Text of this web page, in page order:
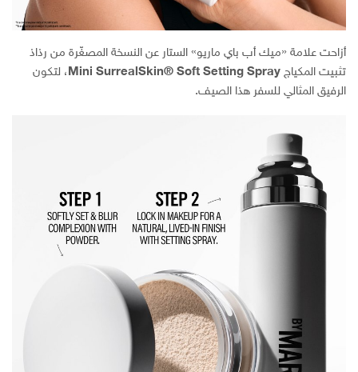
أزاحت علامة «ميك أب باي ماريو» الستار عن النسخة المصغّرة من رذاذ
تثبيت المكياج Mini SurrealSkin® Soft Setting Spray، لتكون
الرفيق المثالي للسفر هذا الصيف.